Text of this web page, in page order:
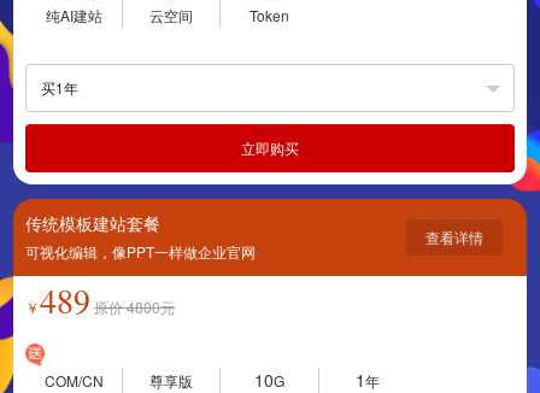
纯AI建站
云空间
Token
买1年
立即购买
传统模板建站套餐
可视化编辑，像PPT一样做企业官网
查看详情
￥489 原价4800元
COM/CN
尊享版
10G
1年